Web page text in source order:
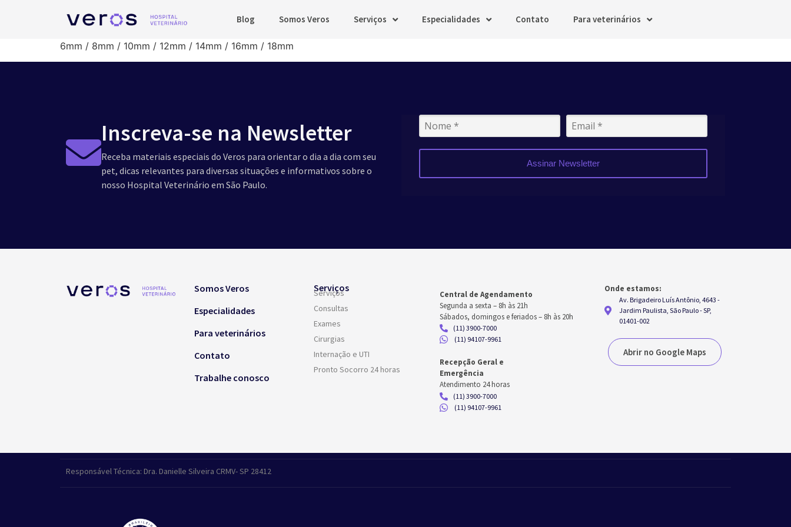
Blog Somos Veros Serviços Especialidades Contato Para veterinários
6mm / 8mm / 10mm / 12mm / 14mm / 16mm / 18mm
Inscreva-se na Newsletter
Receba materiais especiais do Veros para orientar o dia a dia com seu
pet, dicas relevantes para diversas situações e informativos sobre o
nosso Hospital Veterinário em São Paulo.
Assinar Newsletter
Somos Veros
Especialidades
Para veterinários
Contato
Trabalhe conosco
Serviços
Serviços
Consultas
Exames
Cirurgias
Internação e UTI
Pronto Socorro 24 horas
Central de Agendamento
Segunda a sexta – 8h às 21h
Sábados, domingos e feriados– 8h às 20h
(11) 3900-7000
(11) 94107-9961
Recepção Geral e
Emergência
Atendimento 24 horas
(11) 3900-7000
(11) 94107-9961
Onde estamos:
Av. Brigadeiro Luís Antônio, 4643 -
Jardim Paulista, São Paulo - SP,
01401-002
Abrir no Google Maps
Responsável Técnica: Dra. Danielle Silveira CRMV- SP 28412